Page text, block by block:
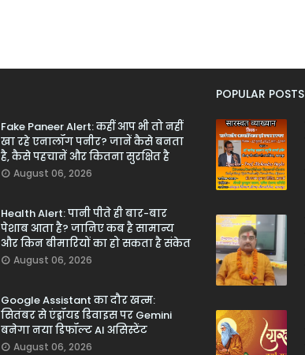
Fake Paneer Alert: कहीं आप भी तो नहीं
खा रहे एनालॉग पनीर? जानें कैसे बनता
है, कैसे पहचानें और कितना सुरक्षित है
August 06, 2026
Health Alert: पानी पीते ही बार-बार
पेशाब आता है? जानिए कब है सामान्य
और किन बीमारियों का हो सकता है संकेत
August 06, 2026
Google Assistant का दौर खत्म:
सितंबर से एंड्रॉयड डिवाइस पर Gemini
बनेगा नया डिफॉल्ट AI असिस्टेंट
August 06, 2026
POPULAR POSTS